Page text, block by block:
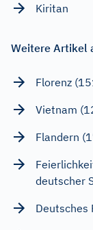
Kiritan
Weitere Artikel
Florenz
Vietnam
Flandern
deutscher
Deutsches